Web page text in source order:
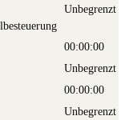
Unbegrenzt
00:00:00
Unbegrenzt
00:00:00
Unbegrenzt